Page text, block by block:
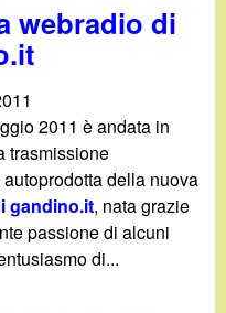
webradio di
2011 è andata in
trasmissione
della nuova
gandino.it, nata grazie
passione di alcuni
di...